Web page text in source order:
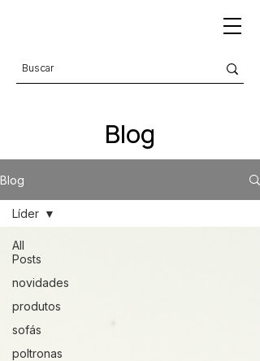
Blog
Blog
All
Posts
novidades
produtos
sofás
poltronas
Líder